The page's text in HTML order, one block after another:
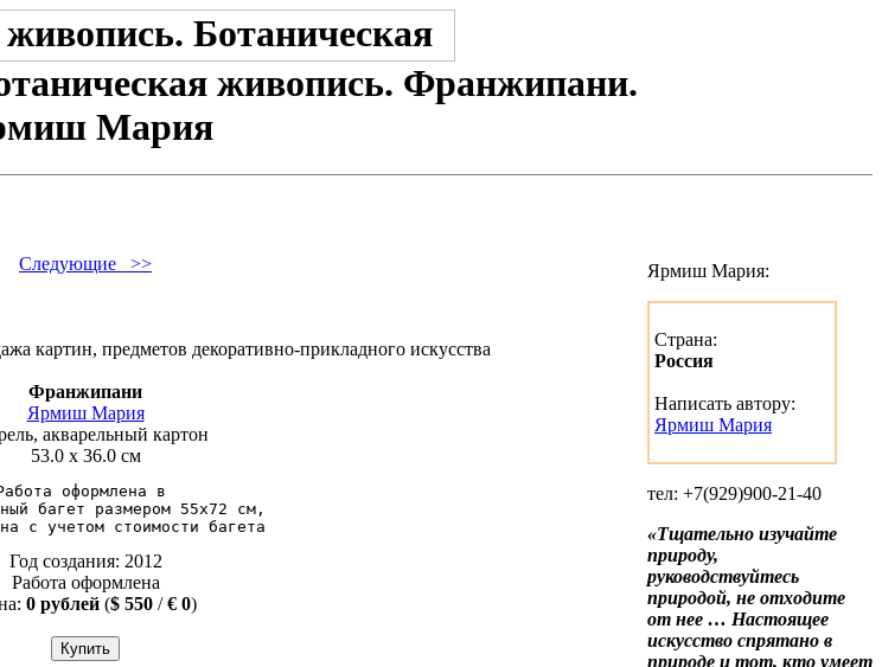
живопись. Франжипани.
Мария
Следующие >>
Франжипани
Ярмиш Мария
акварельный картон
53.0 x 36.0 см
оформлена в
багет размером 55x72 см,
с учетом стоимости багета
Год создания: 2012
Работа оформлена
0 рублей($ 550/€ 0)
Ярмиш Мария:
Страна:
Россия
Написать автору:
Ярмиш Мария
тел: +7(929)900-21-40
«Тщательно изучайте
природу,
руководствуйтесь
природой, не отходите
от нее … Настоящее
искусство спрятано в
природе и тот, кто умеет